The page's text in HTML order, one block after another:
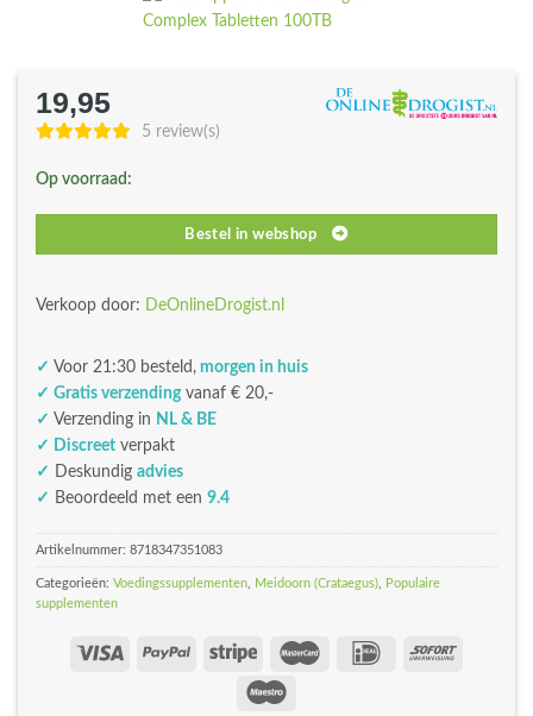
19,95
5 review(s)
Op voorraad:
Bestel in webshop
Verkoop door: DeOnlineDrogist.nl
✓ Voor 21:30 besteld, morgen in huis
✓ Gratis verzendingvanaf € 20,-
✓ Verzending in NL & BE
✓ Discreet verpakt
✓
Deskundig advies
✓ Beoordeeld met een 9.4
Artikelnummer: 8718347351083
Categorieën: Voedingssupplementen Meidoorn (Crataegus)
Populaire
supplementen